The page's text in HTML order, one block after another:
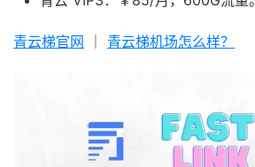
青云梯官网 青云梯机场怎么样？